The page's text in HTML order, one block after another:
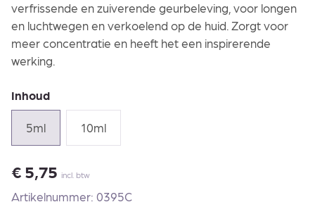
verfrissende en zuiverende geurbeleving, voor longen
en luchtwegen en verkoelend op de huid. Zorgt voor
meer concentratie en heeft het een inspirerende
werking.
Inhoud
5ml 10ml
€ 5,75 incl. btw
Artikelnummer: 0395C